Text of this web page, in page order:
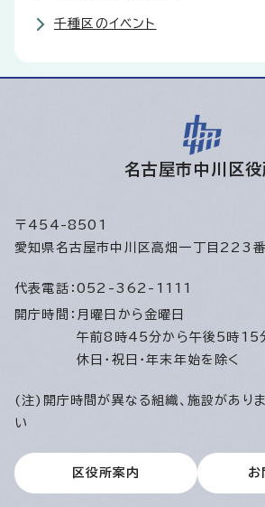
千種区のイベント
名古屋市中川区役
〒454-8501
愛知県名古屋市中川区高畑一丁目223
代表電話： 052-362-1111
開庁時間： 月曜日から金曜日
午前8時45分から午後5時15
休日・祝日・年末年始を除く
(注)開庁時間が異なる組織、施設があり
い
区役所案内 お